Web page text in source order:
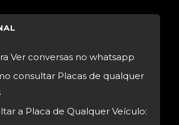
Ver conversas no whatsapp
consultar Placas de qualquer
a Placa de Qualquer Veículo: